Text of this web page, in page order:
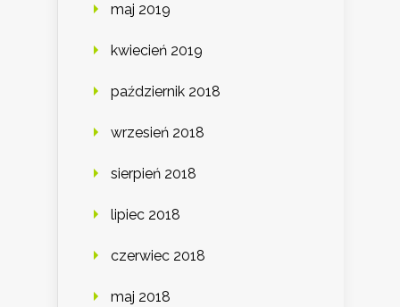
maj 2019
kwiecień 2019
październik 2018
wrzesień 2018
sierpień 2018
lipiec 2018
czerwiec 2018
maj 2018